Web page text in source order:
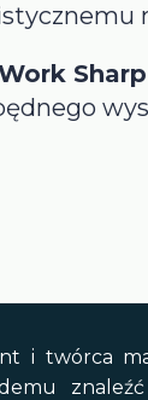
i twórca